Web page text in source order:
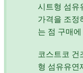
시트형 섬유
가격을 조정
는 점 구매
코스트코 건
형 섬유유연